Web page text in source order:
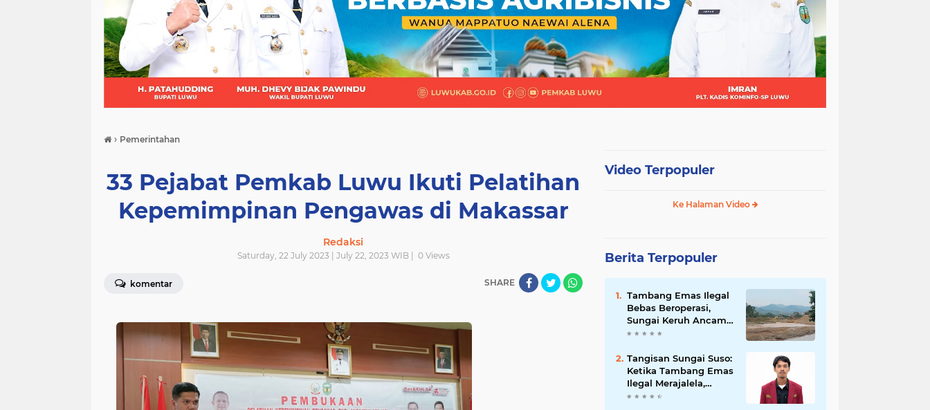
(21) (9) (7)
› Pemerintahan
33 Pejabat Pemkab Luwu Ikuti Pelatihan
Kepemimpinan Pengawas di Makassar
Redaksi
Saturday, 22 July 2023 | July 22, 2023 WIB | 0Views
komentar SHARE
Video Terpopuler
Ke Halaman Video
Berita Terpopuler
Tambang Emas Ilegal
Bebas Beroperasi,
Sungai Keruh Ancam
Sawah dan Air Bersih
Tangisan Sungai Suso:
Ketika Tambang Emas
Ilegal Merajalela,
Negara Seolah